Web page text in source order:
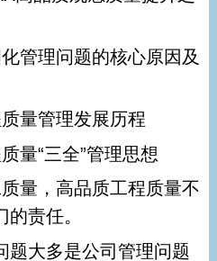
管理问题的核心原因及
量管理发展历程
量“三全”管理思想
量，高品质工程质量不
责任。
题大多是公司管理问题